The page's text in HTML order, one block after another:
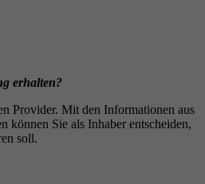
erhalten?
Provider. Mit den Informationen aus
können Sie als Inhaber entscheiden,
soll.